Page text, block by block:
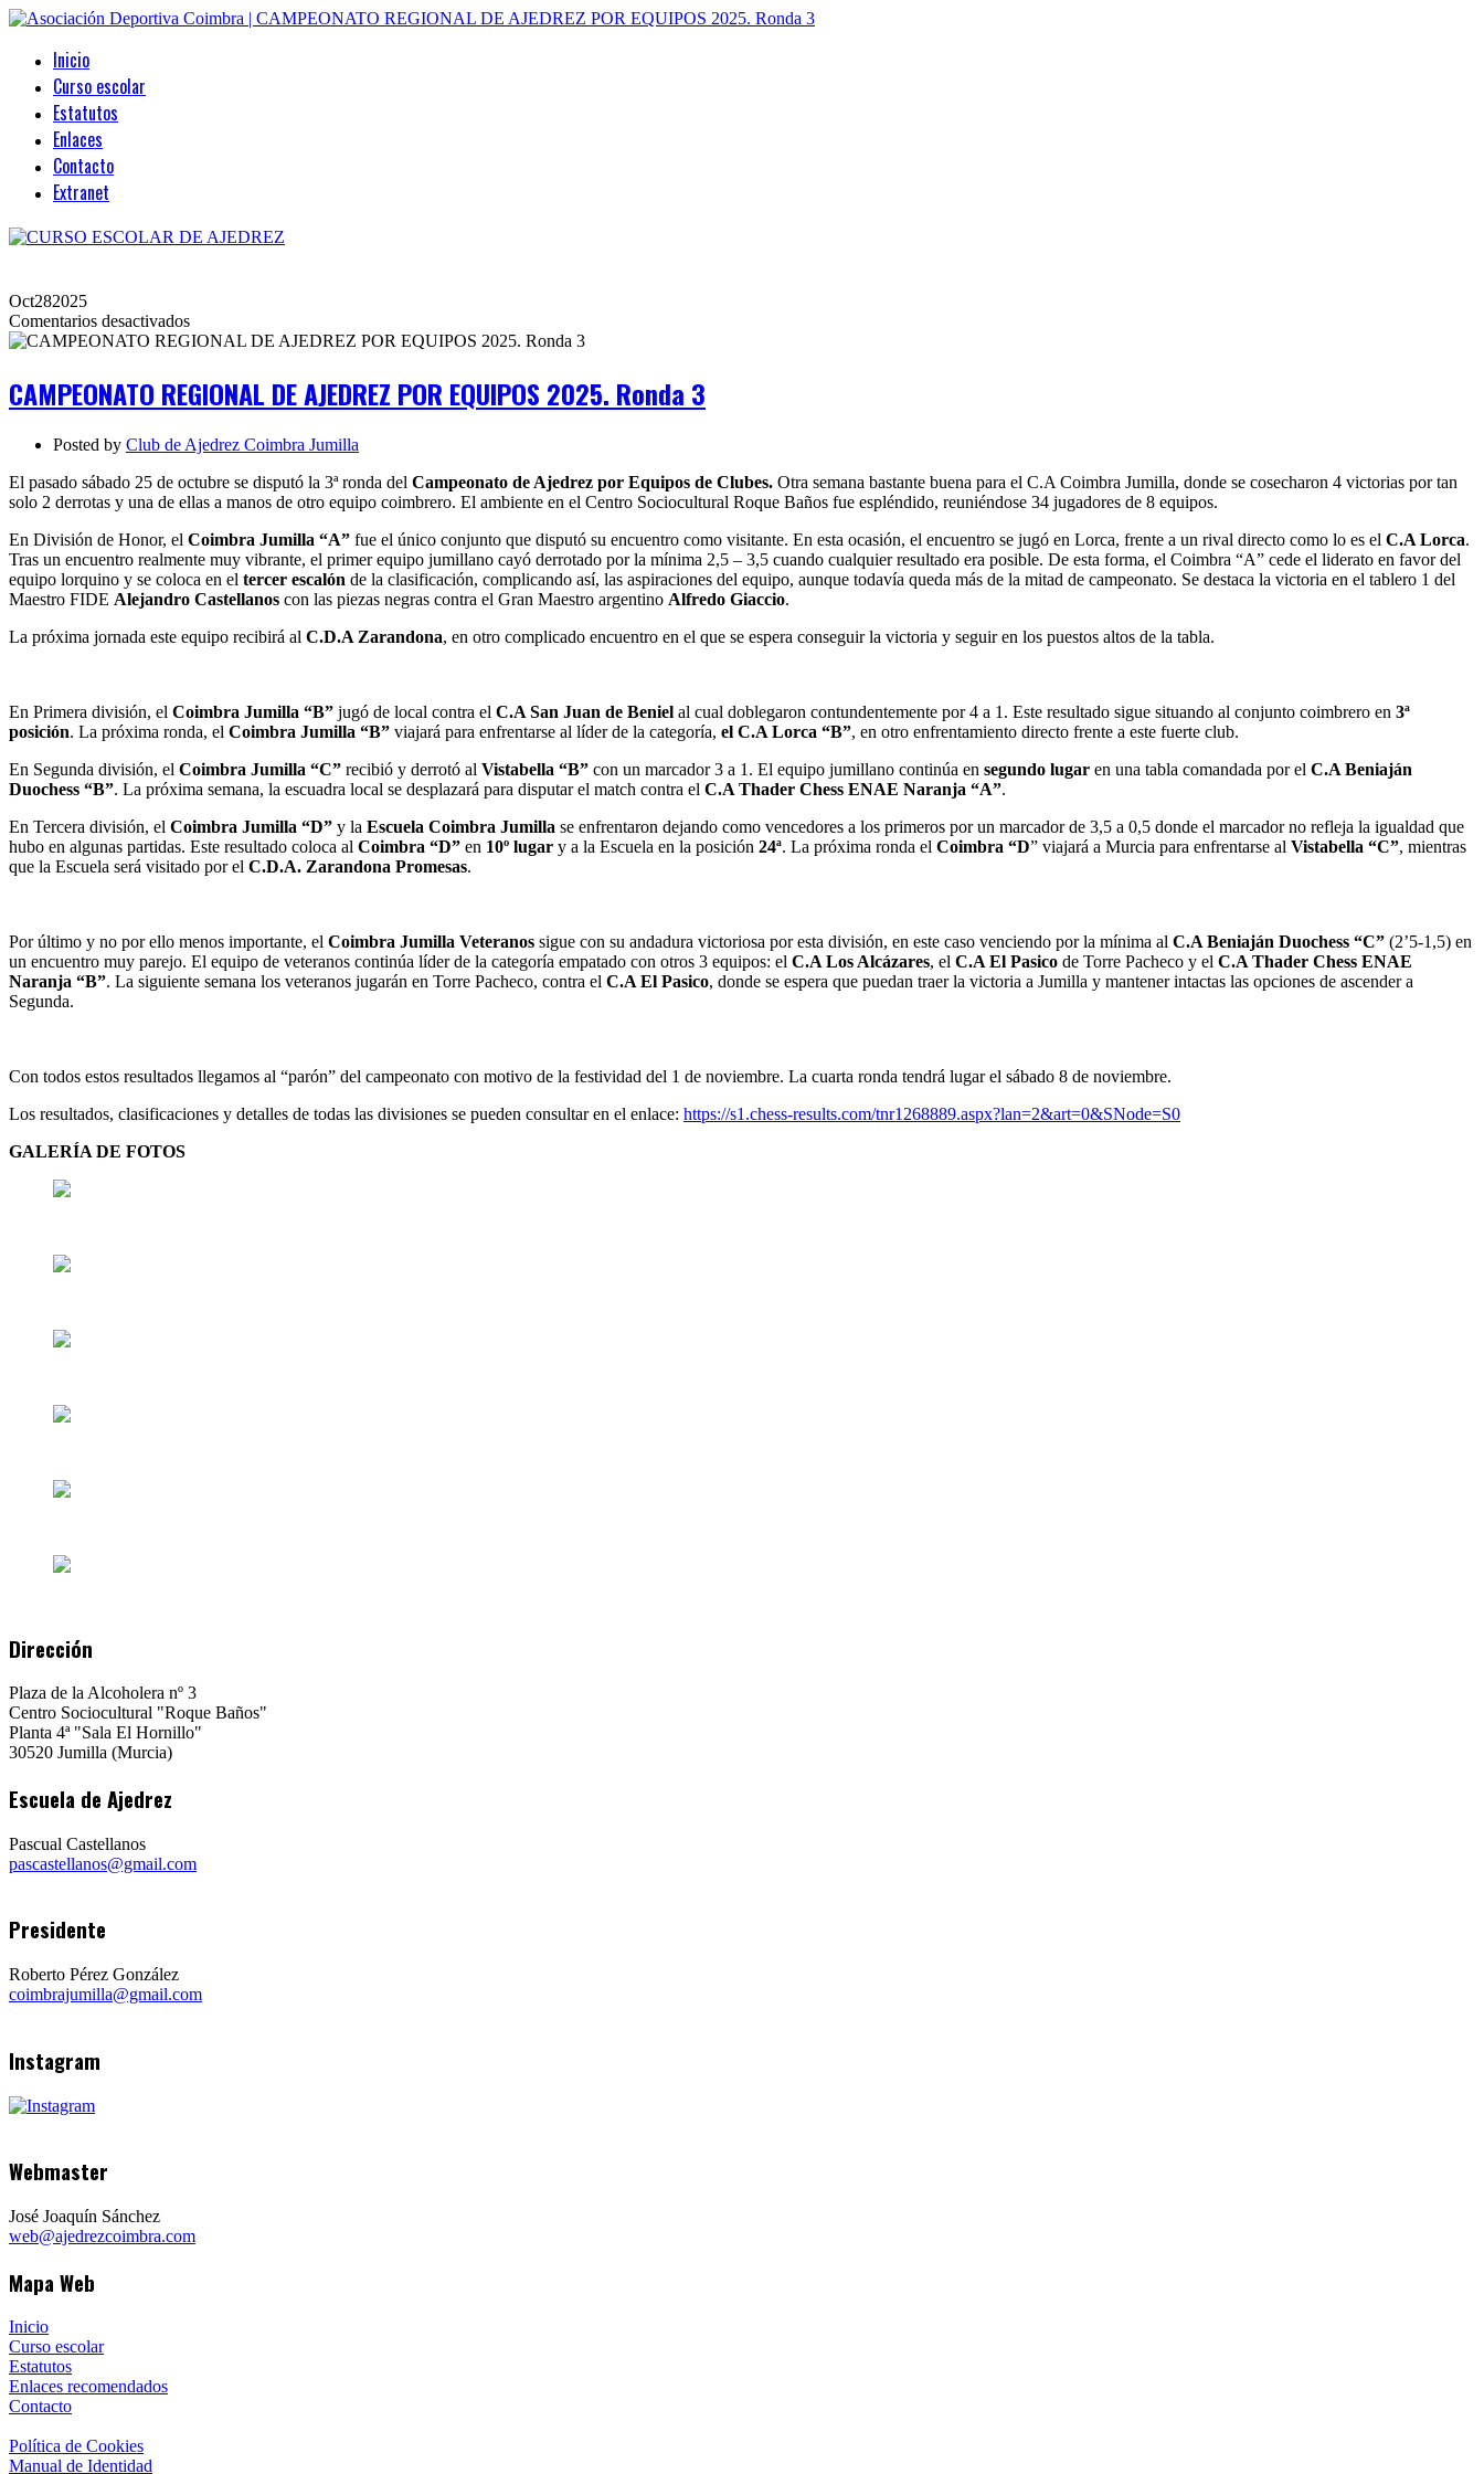
Inicio
Curso escolar
Estatutos
Enlaces
Contacto
Extranet
Oct282025
Comentarios desactivadosen
CAMPEONATO
AJEDREZ
EQUIPOS
2025.
Ronda
3
CAMPEONATO REGIONAL DE AJEDREZ POR EQUIPOS 2025. Ronda 3
Posted by Club de Ajedrez Coimbra Jumilla
El pasado sábado 25 de octubre se disputó la 3ª ronda del Campeonato de Ajedrez por Equipos de Clubes. Otra semana bastante buena para el C.A Coimbra Jumilla, donde se cosecharon 4 victorias por tan
solo 2 derrotas y una de ellas a manos de otro equipo coimbrero. El ambiente en el Centro Sociocultural Roque Baños fue espléndido, reuniéndose 34 jugadores de 8 equipos.
En División de Honor, el Coimbra Jumilla “A” fue el único conjunto que disputó su encuentro como visitante. En esta ocasión, el encuentro se jugó en Lorca, frente a un rival directo como lo es el C.A Lorca.
Tras un encuentro realmente muy vibrante, el primer equipo jumillano cayó derrotado por la mínima 2,5 – 3,5 cuando cualquier resultado era posible. De esta forma, el Coimbra “A” cede el liderato en favor del
equipo lorquino y se coloca en el tercer escalón de la clasificación, complicando así, las aspiraciones del equipo, aunque todavía queda más de la mitad de campeonato. Se destaca la victoria en el tablero 1 del
Maestro FIDE Alejandro Castellanos con las piezas negras contra el Gran Maestro argentino Alfredo Giaccio.
La próxima jornada este equipo recibirá al C.D.A Zarandona, en otro complicado encuentro en el que se espera conseguir la victoria y seguir en los puestos altos de la tabla.
En Primera división, el Coimbra Jumilla “B” jugó de local contra el C.A San Juan de Beniel al cual doblegaron contundentemente por 4 a 1. Este resultado sigue situando al conjunto coimbrero en 3ª
posición. La próxima ronda, el Coimbra Jumilla “B” viajará para enfrentarse al líder de la categoría, el C.A Lorca “B”, en otro enfrentamiento directo frente a este fuerte club.
En Segunda división, el Coimbra Jumilla “C” recibió y derrotó al Vistabella “B” con un marcador 3 a 1. El equipo jumillano continúa en segundo lugar en una tabla comandada por el C.A Beniaján
Duochess “B”. La próxima semana, la escuadra local se desplazará para disputar el match contra el C.A Thader Chess ENAE Naranja “A”.
En Tercera división, el Coimbra Jumilla “D” y la Escuela Coimbra Jumilla se enfrentaron dejando como vencedores a los primeros por un marcador de 3,5 a 0,5 donde el marcador no refleja la igualdad que
hubo en algunas partidas. Este resultado coloca al Coimbra “D” en 10º lugar y a la Escuela en la posición 24ª. La próxima ronda el Coimbra “D” viajará a Murcia para enfrentarse al Vistabella “C”, mientras
que la Escuela será visitado por el C.D.A. Zarandona Promesas.
Por último y no por ello menos importante, el Coimbra Jumilla Veteranos sigue con su andadura victoriosa por esta división, en este caso venciendo por la mínima al C.A Beniaján Duochess “C” (2’5-1,5) en
un encuentro muy parejo. El equipo de veteranos continúa líder de la categoría empatado con otros 3 equipos: el C.A Los Alcázares, el C.A El Pasico de Torre Pacheco y el C.A Thader Chess ENAE
Naranja “B”. La siguiente semana los veteranos jugarán en Torre Pacheco, contra el C.A El Pasico, donde se espera que puedan traer la victoria a Jumilla y mantener intactas las opciones de ascender a
Segunda.
Con todos estos resultados llegamos al “parón” del campeonato con motivo de la festividad del 1 de noviembre. La cuarta ronda tendrá lugar el sábado 8 de noviembre.
Los resultados, clasificaciones y detalles de todas las divisiones se pueden consultar en el enlace: https://s1.chess-results.com/tnr1268889.aspx?lan=2&art=0&SNode=S0
GALERÍA DE FOTOS
Dirección
Plaza de la Alcoholera nº 3
Centro Sociocultural "Roque Baños"
Planta 4ª "Sala El Hornillo"
30520 Jumilla (Murcia)
Escuela de Ajedrez
Pascual Castellanos
pascastellanos@gmail.com
Presidente
Roberto Pérez González
coimbrajumilla@gmail.com
Instagram
Webmaster
José Joaquín Sánchez
web@ajedrezcoimbra.com
Mapa Web
Inicio
Curso escolar
Estatutos
Enlaces recomendados
Contacto
Política de Cookies
Manual de Identidad